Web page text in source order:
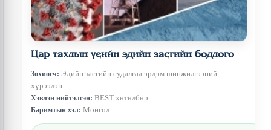
Цар тахлын үеийн эдийн засгийн бодлого
Зохиогч: Эдийн засгийн судалгаа эрдэм шинжилгээний
хүрээлэн
Хэвлэн нийтэлсэн: BEST хөтөлбөр
Баримтын хэл: Монгол